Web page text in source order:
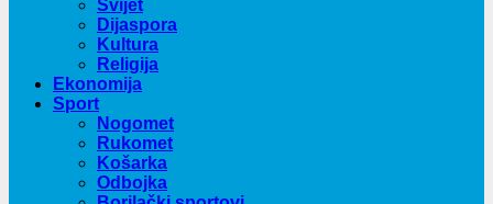
Svijet
Dijaspora
Kultura
Religija
Ekonomija
Sport
Nogomet
Rukomet
Košarka
Odbojka